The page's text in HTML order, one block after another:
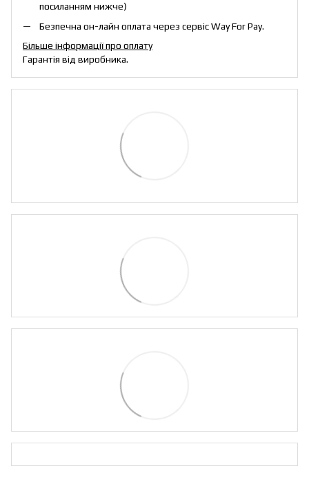
посиланням нижче)
Безпечна он-лайн оплата через сервіс Way For Pay.
Більше інформації про оплату
Гарантія від виробника.